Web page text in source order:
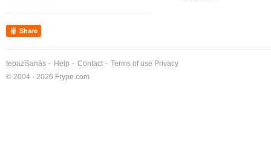
Share
Iepazīšanās Help Contact Terms of use Privacy
© 2004 - 2026 Frype.com